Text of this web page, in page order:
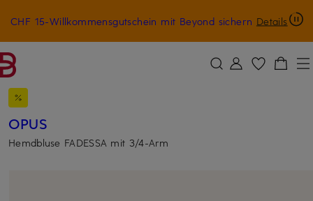
ZUM HAUPTINHALT ÜBERSPRINGEN ZUM SUCHFELD ÜBERSPRINGEN
CHF 15-Willkommensgutschein mit Beyond sichern Details
OPUS
Hemdbluse FADESSA mit 3/4-Arm